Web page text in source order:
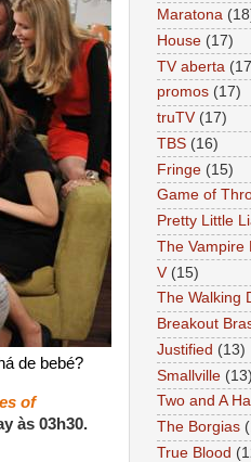
de bebé?
of
às 03h30.
Maratona
House (17)
TV aberta
promos (17)
truTV (17)
TBS (16)
Fringe (15)
Game of
Pretty Little
The Vampire
V (15)
The Walking
Breakout
Justified (13)
Smallville (13)
Two and A
The Borgias
True Blood